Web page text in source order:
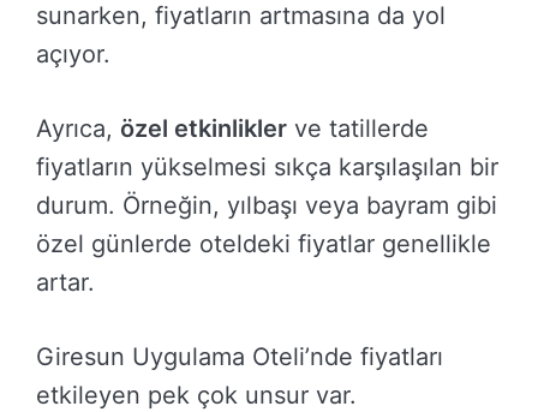
sunarken, fiyatların artmasına da yol
açıyor.
Ayrıca, özel etkinlikler ve tatillerde
fiyatların yükselmesi sıkça karşılaşılan bir
durum. Örneğin, yılbaşı veya bayram gibi
özel günlerde oteldeki fiyatlar genellikle
artar.
Giresun Uygulama Oteli’nde fiyatları
etkileyen pek çok unsur var.